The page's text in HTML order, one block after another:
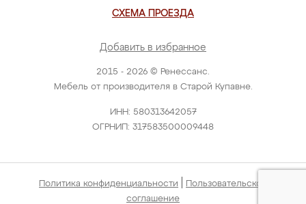
2015 - 2026 © Ренессанс.
Мебель от производителя в Старой Купавне.
ИНН: 580313642057
ОГРНИП: 317583500009448
СХЕМА ПРОЕЗДА
Добавить в избранное
Политика конфиденциальности
Пользовательское
соглашение